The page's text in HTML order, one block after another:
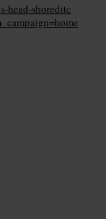
head-shoreditc